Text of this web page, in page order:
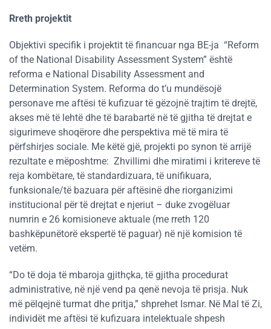
Rreth projektit
Objektivi specifik i projektit të financuar nga BE-ja “Reform
of the National Disability Assessment System” është
reforma e National Disability Assessment and
Determination System. Reforma do t’u mundësojë
personave me aftësi të kufizuar të gëzojnë trajtim të drejtë,
akses më të lehtë dhe të barabartë në të gjitha të drejtat e
sigurimeve shoqërore dhe perspektiva më të mira të
përfshirjes sociale. Me këtë gjë, projekti po synon të arrijë
rezultate e mëposhtme: Zhvillimi dhe miratimi i kritereve të
reja kombëtare, të standardizuara, të unifikuara,
funksionale/të bazuara për aftësinë dhe riorganizimi
institucional për të drejtat e njeriut – duke zvogëluar
numrin e 26 komisioneve aktuale (me rreth 120
bashkëpunëtorë ekspertë të paguar) në një komision të
vetëm.
“Do të doja të mbaroja gjithçka, të gjitha procedurat
administrative, në një vend pa qenë nevoja të prisja. Nuk
më pëlqejnë turmat dhe pritja,” shprehet Ismar. Në Mal të Zi,
individët me aftësi të kufizuara intelektuale shpesh